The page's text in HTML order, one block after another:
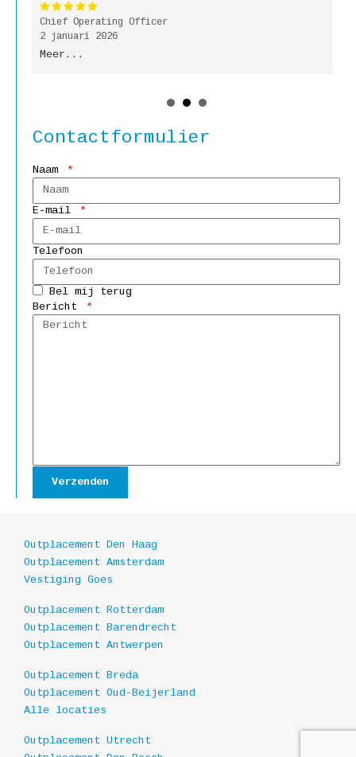
Chief Operating Officer
2 januari 2026
Meer...
Contactformulier
Naam
E-mail
Telefoon
Bel mij terug
Bericht
Verzenden
Outplacement Den Haag
Outplacement Amsterdam
Vestiging Goes
Outplacement Rotterdam
Outplacement Barendrecht
Outplacement Antwerpen
Outplacement Breda
Outplacement Oud-Beijerland
Alle locaties
Outplacement Utrecht